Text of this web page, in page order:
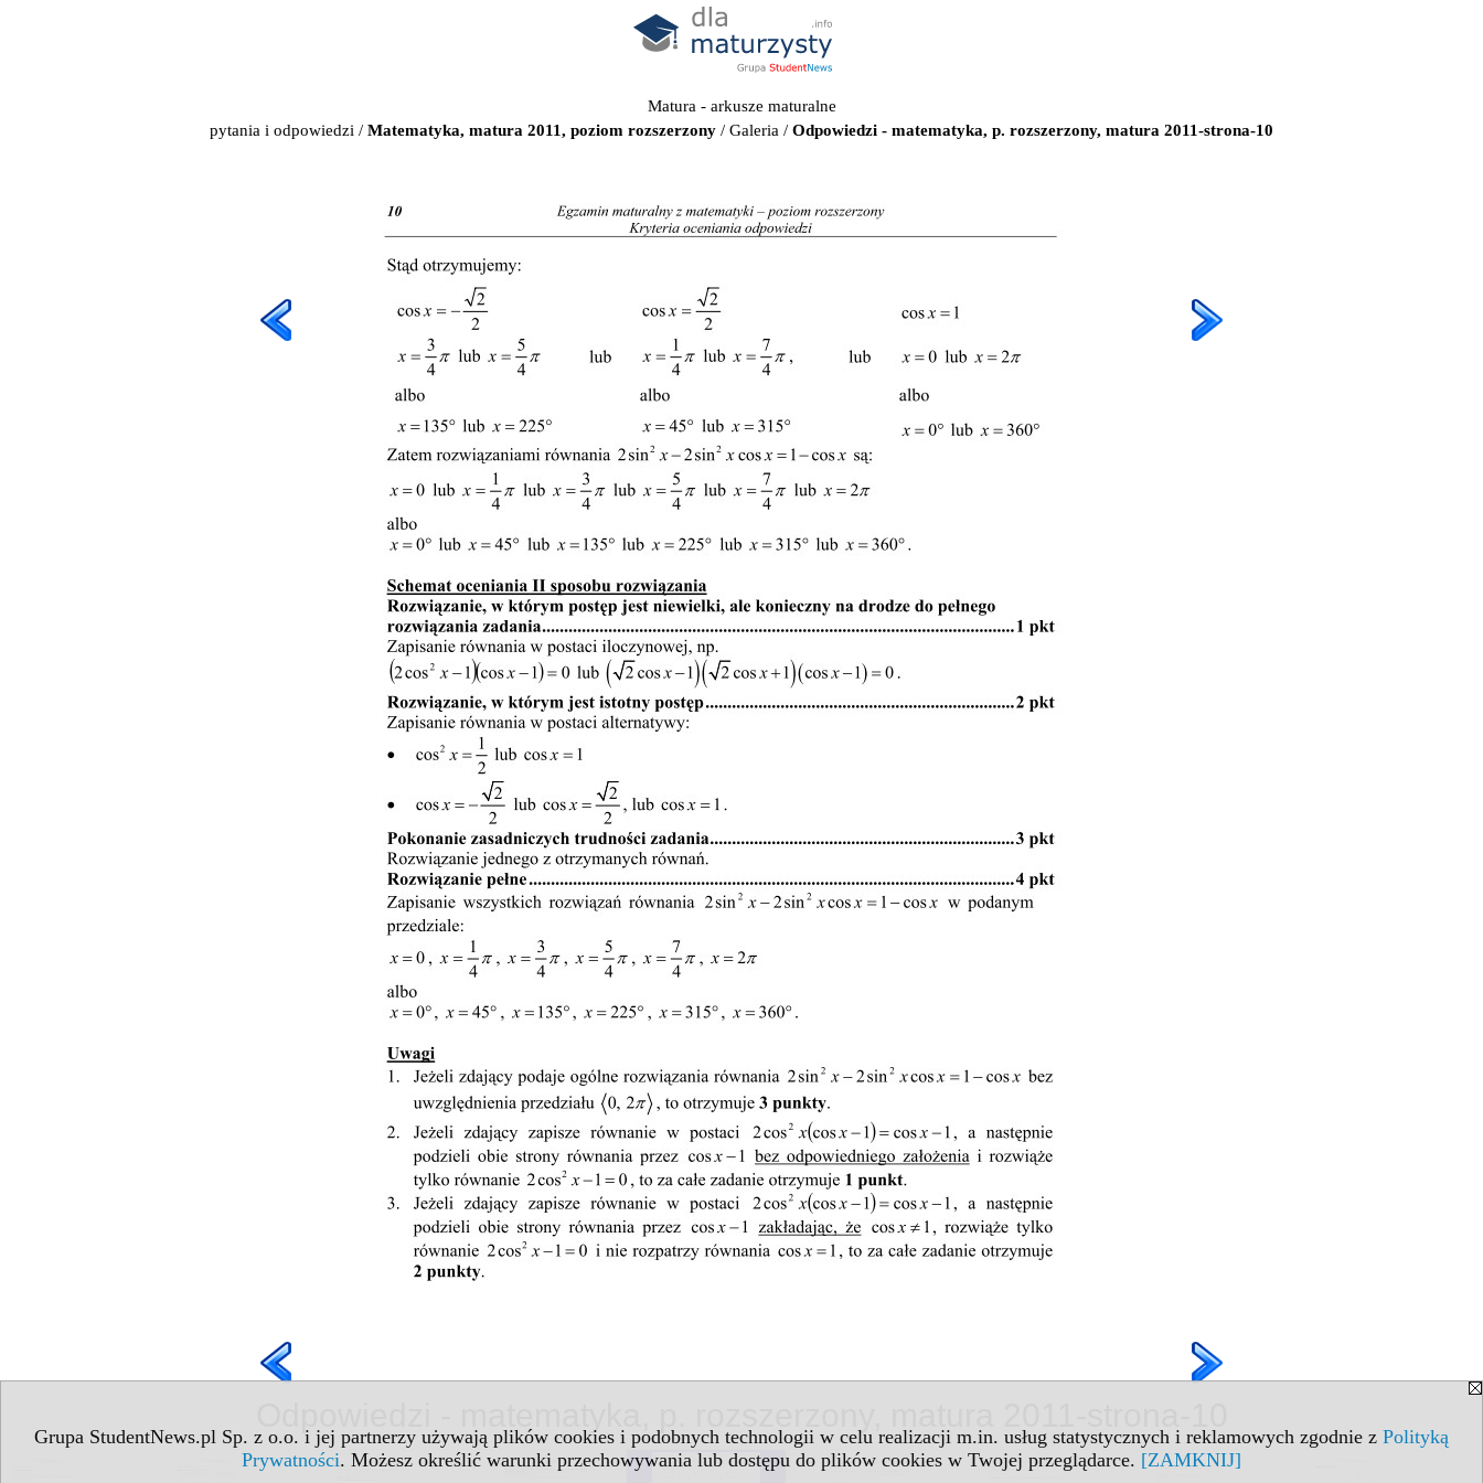
Grupa StudentNews.pl Sp. z o.o. i jej partnerzy używają plików cookies i podobnych technologii w celu realizacji m.in. usług statystycznych i reklamowych zgodnie z Polityką
Prywatności. Możesz określić warunki przechowywania lub dostępu do plików cookies w Twojej przeglądarce. [ZAMKNIJ]
Matura - arkusze maturalne
pytania i odpowiedzi / Matematyka, matura 2011, poziom rozszerzony / Galeria / Odpowiedzi - matematyka, p. rozszerzony, matura 2011-strona-10